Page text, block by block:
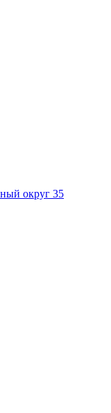
округ 35